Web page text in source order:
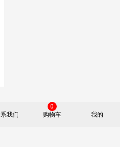
我们
0
购物车
我的